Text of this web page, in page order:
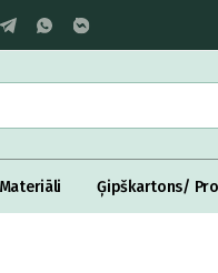
Ģipškartons/